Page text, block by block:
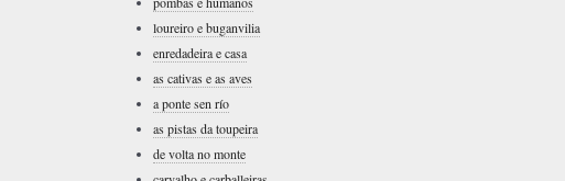
loureiro e buganvilia
enredadeira e casa
as cativas e as aves
a ponte sen río
as pistas da toupeira
de volta no monte